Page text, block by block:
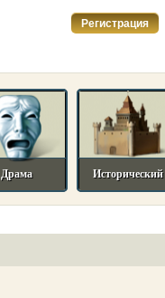
Регистрация
Драма Исторический